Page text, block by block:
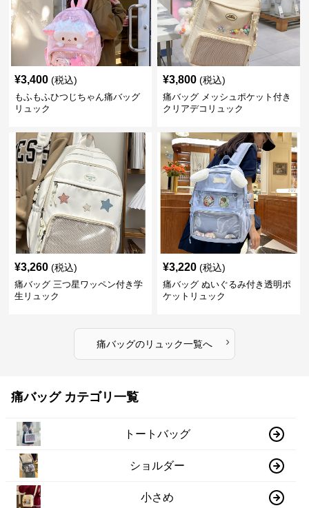
¥3,400 (税込)
もふもふひつじちゃん痛バッグ
リュック
¥3,800 (税込)
痛バッグ メッシュポケット付き
クリアデコリュック
¥3,260 (税込)
痛バッグ 三つ星ワッペン付き学
生リュック
¥3,220 (税込)
痛バッグ ぬいぐるみ付き透明ポ
ケットリュック
痛バッグのリュック一覧へ ›
痛バッグ カテゴリ一覧
トートバッグ
ショルダー
小さめ